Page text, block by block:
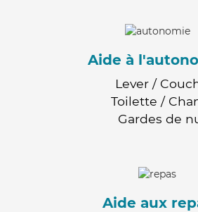
Aide à
Lever /
Toilette /
Gardes de
Aide aux